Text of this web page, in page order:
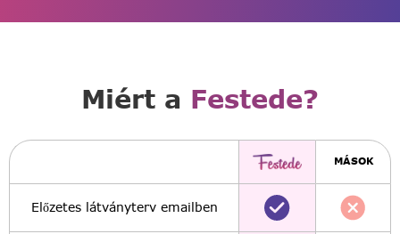
Miért a Festede?
MÁSOK
Előzetes látványterv emailben